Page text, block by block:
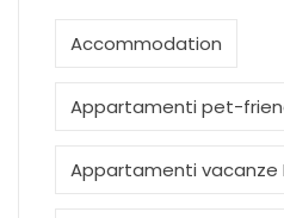
Accommodation
Appartamenti pet-
Appartamenti vacanze